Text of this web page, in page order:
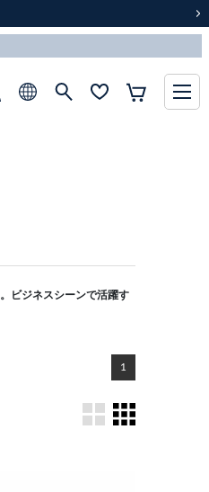
ビジネスシーンで活躍す
1